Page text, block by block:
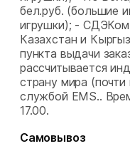
бел.руб. (большие
игрушки); -
Казахстан и
пункта выдачи
рассчитывается
страну мира
службой EMS..
17.00.
Самовывоз